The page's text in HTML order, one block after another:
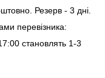
Резерв - 3 дні.
перевізника:
становлять 1-3